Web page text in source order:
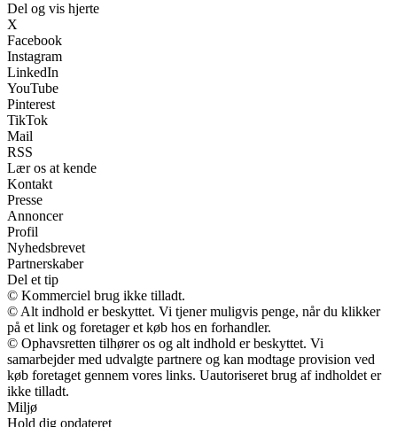
Del og vis hjerte
X
Facebook
Instagram
LinkedIn
YouTube
Pinterest
TikTok
Mail
RSS
Lær os at kende
Kontakt
Presse
Annoncer
Profil
Nyhedsbrevet
Partnerskaber
Del et tip
© Kommerciel brug ikke tilladt.
© Alt indhold er beskyttet. Vi tjener muligvis penge, når du klikker
på et link og foretager et køb hos en forhandler.
© Ophavsretten tilhører os og alt indhold er beskyttet. Vi
samarbejder med udvalgte partnere og kan modtage provision ved
køb foretaget gennem vores links. Uautoriseret brug af indholdet er
ikke tilladt.
Miljø
Hold dig opdateret